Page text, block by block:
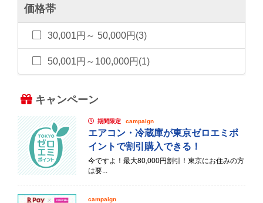
価格帯
30,001円～ 50,000円(3)
50,001円～100,000円(1)
キャンペーン
期間限定 campaign
エアコン・冷蔵庫が東京ゼロエミポ
イントで割引購入できる！
今ですよ！最大80,000円割引！東京にお住みの方
は要...
campaign